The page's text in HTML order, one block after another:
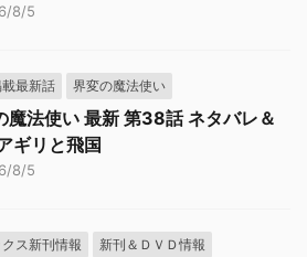
8/5
最新話 界変の魔法使い
魔法使い 最新 第38話 ネタバレ＆
ギリと飛国
8/5
クス新刊情報
新刊＆ＤＶＤ情報